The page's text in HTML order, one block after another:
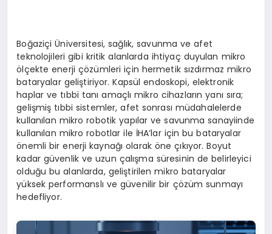
Boğaziçi Üniversitesi, sağlık, savunma ve afet
teknolojileri gibi kritik alanlarda ihtiyaç duyulan mikro
ölçekte enerji çözümleri için hermetik sızdırmaz mikro
bataryalar geliştiriyor. Kapsül endoskopi, elektronik
haplar ve tıbbi tanı amaçlı mikro cihazların yanı sıra;
gelişmiş tıbbi sistemler, afet sonrası müdahalelerde
kullanılan mikro robotik yapılar ve savunma sanayiinde
kullanılan mikro robotlar ile İHA’lar için bu bataryalar
önemli bir enerji kaynağı olarak öne çıkıyor. Boyut
kadar güvenlik ve uzun çalışma süresinin de belirleyici
olduğu bu alanlarda, geliştirilen mikro bataryalar
yüksek performanslı ve güvenilir bir çözüm sunmayı
hedefliyor.